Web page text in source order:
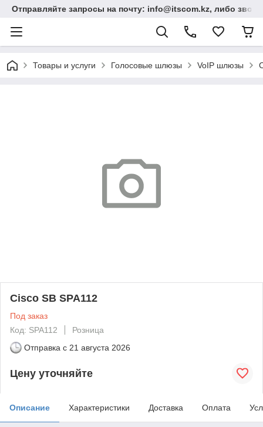
Отправляйте запросы на почту: info@itscom.kz, либо
Товары и услуги Голосовые шлюзы VoIP шлюзы
Cisco SB SPA112
Под заказ
Код: SPA112
Розница
Отправка с 21 августа 2026
Цену уточняйте
Описание Характеристики Доставка Оплата